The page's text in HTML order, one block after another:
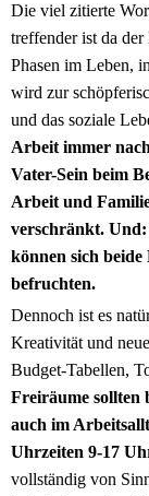
Die viel zitierte
treffender ist da
Phasen im Leben,
wird zur
und das soziale
Arbeit immer
Vater-Sein beim
Arbeit und
verschränkt.
können sich beide
befruchten.
Dennoch ist es
Kreativität und
Budget-Tabellen,
Freiräume sollten
auch im
Uhrzeiten 9-17
vollständig von